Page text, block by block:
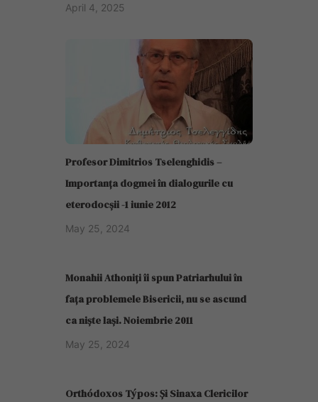
April 4, 2025
Profesor Dimitrios Tselenghidis –
Importanța dogmei în dialogurile cu
eterodocșii -1 iunie 2012
May 25, 2024
Monahii Athoniți îi spun Patriarhului în
fața problemele Bisericii, nu se ascund
ca niște lași. Noiembrie 2011
May 25, 2024
Orthódoxos Týpos: Și Sinaxa Clericilor